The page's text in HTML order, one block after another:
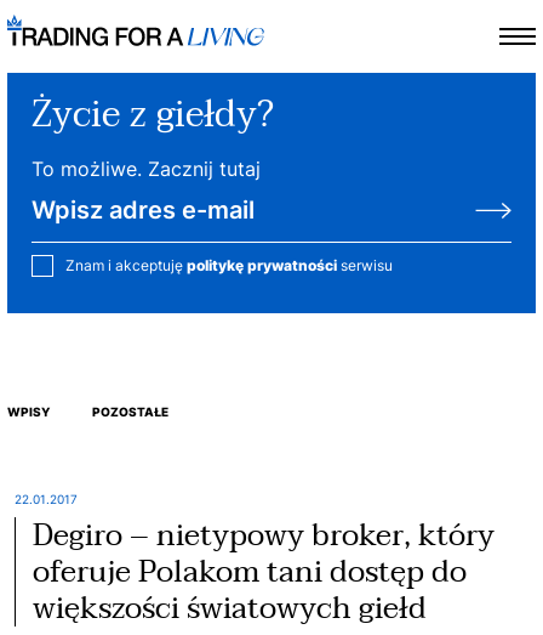
Życie z giełdy?
To możliwe. Zacznij tutaj
Znam i akceptuję politykę prywatności serwisu
WPISY POZOSTAŁE
22.01.2017
Degiro – nietypowy broker, który
oferuje Polakom tani dostęp do
większości światowych giełd